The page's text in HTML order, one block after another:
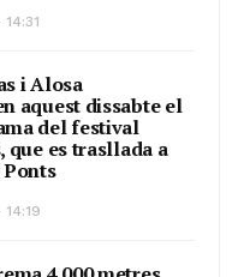
i Alosa
aquest dissabte el
del festival
que es trasllada a
Ponts